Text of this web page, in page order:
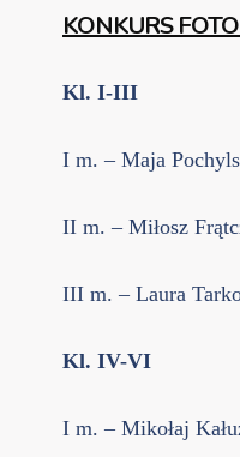
KONKURS
Kl. I-III
I m. – Maja
II m. – Miłosz
III m. – Laura
Kl. IV-VI
I m. – Mikołaj